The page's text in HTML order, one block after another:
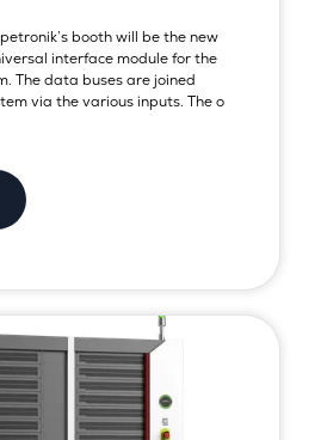
booth will be the new
interface module for the
The data buses are joined
via the various inputs. The o